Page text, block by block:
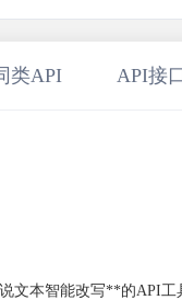
示例
类API API接
文本智能改写**的API工